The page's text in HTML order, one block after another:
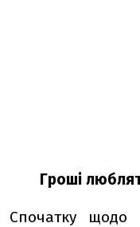
Гроші
Спочатку щодо